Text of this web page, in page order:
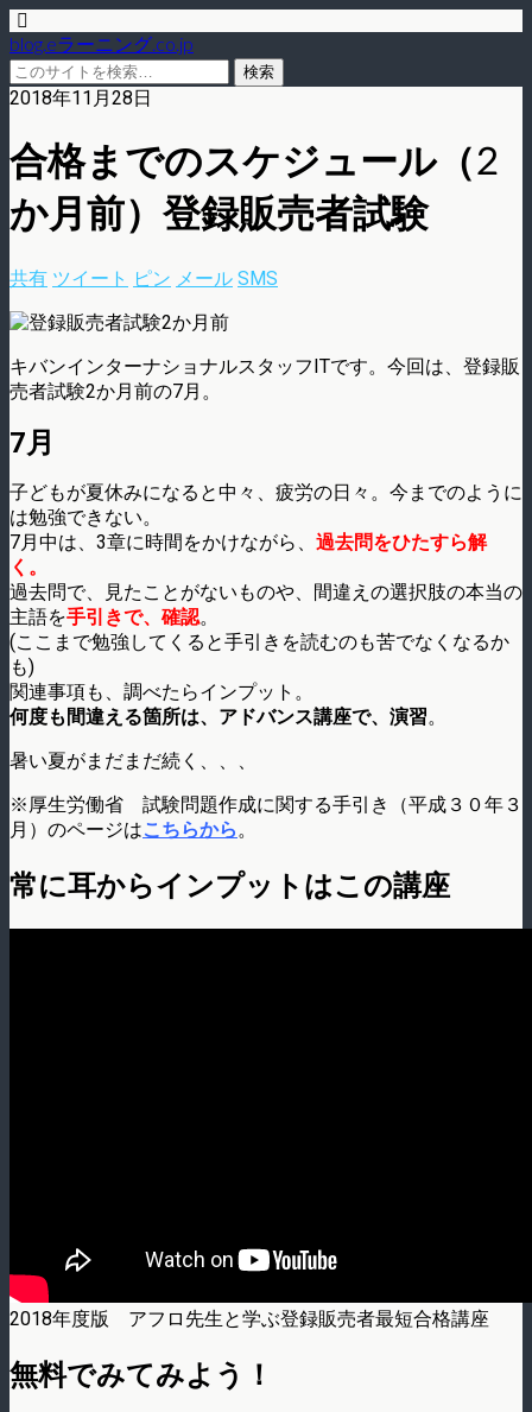
blog.eラーニング.co.jp
2018年11月28日
合格までのスケジュール（2
か月前）登録販売者試験
共有 ツイート ピン メール SMS
キバンインターナショナルスタッフITです。今回は、登録販
売者試験2か月前の7月。
7月
子どもが夏休みになると中々、疲労の日々。今までのように
は勉強できない。
7月中は、3章に時間をかけながら、 過去問をひたすら解
く。
過去問で、見たことがないものや、間違えの選択肢の本当の
主語を手引きで、確認。
(ここまで勉強してくると手引きを読むのも苦でなくなるか
も)
関連事項も、調べたらインプット。
何度も間違える箇所は、アドバンス講座で、演習。
暑い夏がまだまだ続く、、、
※厚生労働省 試験問題作成に関する手引き（平成３０年３
月）のページはこちらから。
常に耳からインプットはこの講座
2018年度版 アフロ先生と学ぶ登録販売者最短合格講座
無料でみてみよう！